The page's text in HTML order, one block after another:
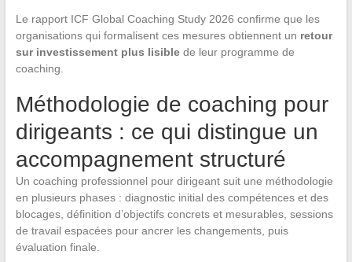
Le rapport ICF Global Coaching Study 2026 confirme que les
organisations qui formalisent ces mesures obtiennent un retour
sur investissement plus lisiblede leur programme de
coaching.
Méthodologie de coaching pour
dirigeants : ce qui distingue un
accompagnement structuré
Un coaching professionnel pour dirigeant suit une méthodologie
en plusieurs phases : diagnostic initial des compétences et des
blocages, définition d’objectifs concrets et mesurables, sessions
de travail espacées pour ancrer les changements, puis
évaluation finale.